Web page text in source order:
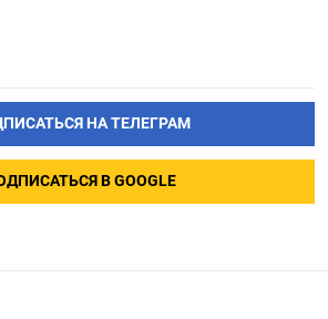
НА ТЕЛЕГРАМ
В GOOGLE